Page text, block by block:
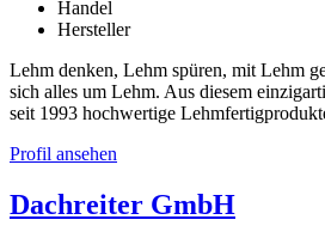
Handel
Hersteller
Lehm denken, Lehm spüren, mit Lehm
sich alles um Lehm. Aus diesem
seit 1993 hochwertige
Profil ansehen
Dachreiter GmbH